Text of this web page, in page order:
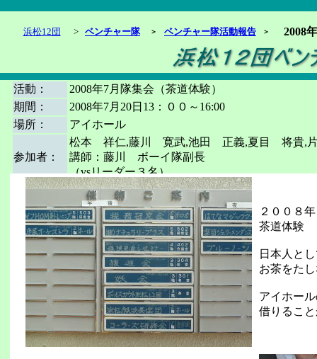
浜松12団 > ベンチャー隊 ＞ ベンチャー隊活動報告 ＞ 2008
活動：
2008年7月隊集会（茶道体験）
期間：
2008年7月20日13：００～16:00
場所：
アイホール
参加者：
松本 祥仁,藤川 寛武,池田 正義,夏目 将貴,
講師：藤川 ボーイ隊副長
（vsリーダー３名）
２００８
茶道体験
日本人と
お茶をた
アイホー
借りるこ